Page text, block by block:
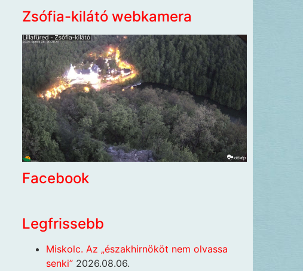
Zsófia-kilátó webkamera
Facebook
Legfrissebb
Miskolc. Az „északhirnököt nem olvassa
senki” 2026.08.06.